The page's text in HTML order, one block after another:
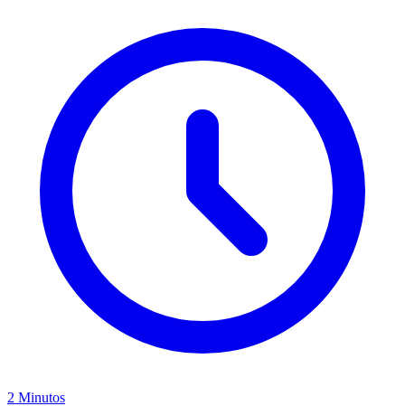
2 Minutos